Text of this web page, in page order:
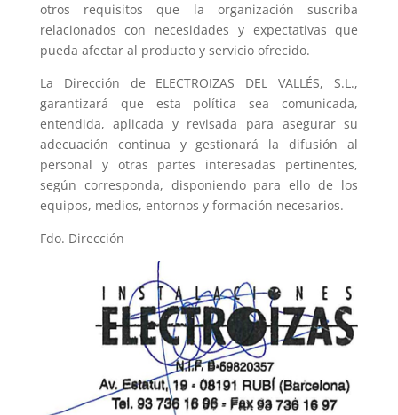
otros requisitos que la organización suscriba
relacionados con necesidades y expectativas que
pueda afectar al producto y servicio ofrecido.
La Dirección de ELECTROIZAS DEL VALLÉS, S.L.,
garantizará que esta política sea comunicada,
entendida, aplicada y revisada para asegurar su
adecuación continua y gestionará la difusión al
personal y otras partes interesadas pertinentes,
según corresponda, disponiendo para ello de los
equipos, medios, entornos y formación necesarios.
Fdo. Dirección